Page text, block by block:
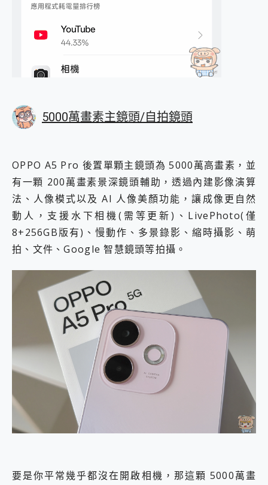
5000萬畫素主鏡頭/自拍鏡頭
OPPO A5 Pro 後置單顆主鏡頭為 5000萬高畫素，並
有一顆 200萬畫素景深鏡頭輔助，透過內建影像演算
法、人像模式以及 AI 人像美顏功能，讓成像更自然
動人，支援水下相機(需等更新)、LivePhoto(僅
8+256GB版有)、慢動作、多景錄影、縮時攝影、萌
拍、文件、Google 智慧鏡頭等拍攝。
要是你平常幾乎都沒在開啟相機，那這顆 5000萬畫